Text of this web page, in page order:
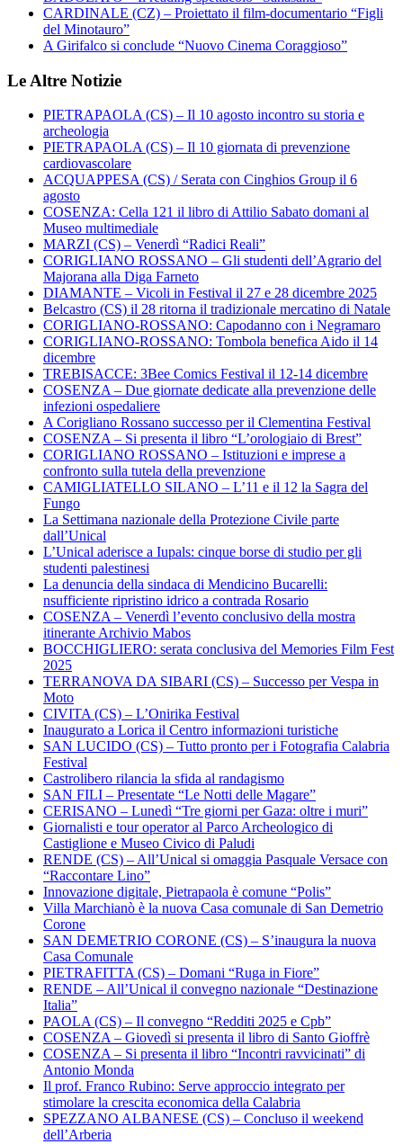
CARDINALE (CZ) – Proiettato il film-documentario “Figli
del Minotauro”
A Girifalco si conclude “Nuovo Cinema Coraggioso”
Le Altre Notizie
PIETRAPAOLA (CS) – Il 10 agosto incontro su storia e
archeologia
PIETRAPAOLA (CS) – Il 10 giornata di prevenzione
cardiovascolare
ACQUAPPESA (CS) / Serata con Cinghios Group il 6
agosto
COSENZA: Cella 121 il libro di Attilio Sabato domani al
Museo multimediale
MARZI (CS) – Venerdì “Radici Reali”
CORIGLIANO ROSSANO – Gli studenti dell’Agrario del
Majorana alla Diga Farneto
DIAMANTE – Vicoli in Festival il 27 e 28 dicembre 2025
Belcastro (CS) il 28 ritorna il tradizionale mercatino di Natale
CORIGLIANO-ROSSANO: Capodanno con i Negramaro
CORIGLIANO-ROSSANO: Tombola benefica Aido il 14
dicembre
TREBISACCE: 3Bee Comics Festival il 12-14 dicembre
COSENZA – Due giornate dedicate alla prevenzione delle
infezioni ospedaliere
A Corigliano Rossano successo per il Clementina Festival
COSENZA – Si presenta il libro “L’orologiaio di Brest”
CORIGLIANO ROSSANO – Istituzioni e imprese a
confronto sulla tutela della prevenzione
CAMIGLIATELLO SILANO – L’11 e il 12 la Sagra del
Fungo
La Settimana nazionale della Protezione Civile parte
dall’Unical
L’Unical aderisce a Iupals: cinque borse di studio per gli
studenti palestinesi
La denuncia della sindaca di Mendicino Bucarelli:
nsufficiente ripristino idrico a contrada Rosario
COSENZA – Venerdì l’evento conclusivo della mostra
itinerante Archivio Mabos
BOCCHIGLIERO: serata conclusiva del Memories Film Fest
2025
TERRANOVA DA SIBARI (CS) – Successo per Vespa in
Moto
CIVITA (CS) – L’Onirika Festival
Inaugurato a Lorica il Centro informazioni turistiche
SAN LUCIDO (CS) – Tutto pronto per i Fotografia Calabria
Festival
Castrolibero rilancia la sfida al randagismo
SAN FILI – Presentate “Le Notti delle Magare”
CERISANO – Lunedì “Tre giorni per Gaza: oltre i muri”
Giornalisti e tour operator al Parco Archeologico di
Castiglione e Museo Civico di Paludi
RENDE (CS) – All’Unical si omaggia Pasquale Versace con
“Raccontare Lino”
Innovazione digitale, Pietrapaola è comune “Polis”
Villa Marchianò è la nuova Casa comunale di San Demetrio
Corone
SAN DEMETRIO CORONE (CS) – S’inaugura la nuova
Casa Comunale
PIETRAFITTA (CS) – Domani “Ruga in Fiore”
RENDE – All’Unical il convegno nazionale “Destinazione
Italia”
PAOLA (CS) – Il convegno “Redditi 2025 e Cpb”
COSENZA – Giovedì si presenta il libro di Santo Gioffrè
COSENZA – Si presenta il libro “Incontri ravvicinati” di
Antonio Monda
Il prof. Franco Rubino: Serve approccio integrato per
stimolare la crescita economica della Calabria
SPEZZANO ALBANESE (CS) – Concluso il weekend
dell’Arberia